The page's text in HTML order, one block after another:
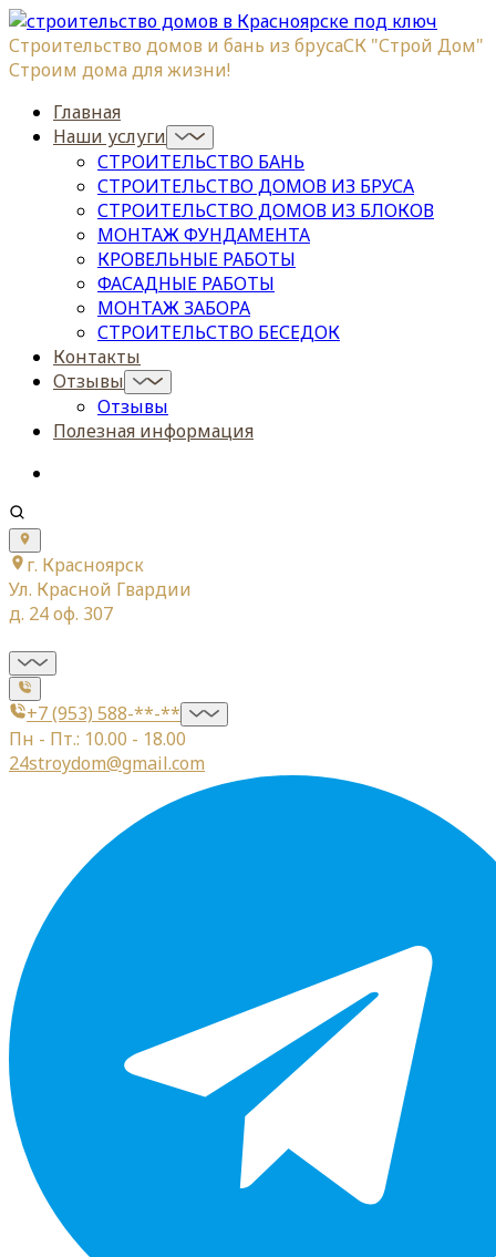
Строительство домов и бань из брусаСК "Строй Дом"
Строим дома для жизни!
Главная
Наши услуги
СТРОИТЕЛЬСТВО БАНЬ
СТРОИТЕЛЬСТВО ДОМОВ ИЗ БРУСА
СТРОИТЕЛЬСТВО ДОМОВ ИЗ БЛОКОВ
МОНТАЖ ФУНДАМЕНТА
КРОВЕЛЬНЫЕ РАБОТЫ
ФАСАДНЫЕ РАБОТЫ
МОНТАЖ ЗАБОРА
СТРОИТЕЛЬСТВО БЕСЕДОК
Контакты
Отзывы
Отзывы
Полезная информация
г. Красноярск
Ул. Красной Гвардии
д. 24 оф. 307
+7 (953) 588-**-**
Пн - Пт.: 10.00 - 18.00
24stroydom@gmail.com